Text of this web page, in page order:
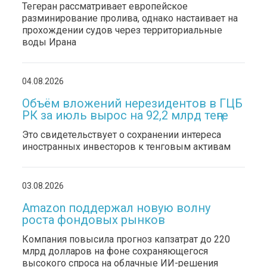
Тегеран рассматривает европейское
разминирование пролива, однако настаивает на
прохождении судов через территориальные
воды Ирана
04.08.2026
Объём вложений нерезидентов в ГЦБ
РК за июль вырос на 92,2 млрд теңге
Это свидетельствует о сохранении интереса
иностранных инвесторов к тенговым активам
03.08.2026
Amazon поддержал новую волну
роста фондовых рынков
Компания повысила прогноз капзатрат до 220
млрд долларов на фоне сохраняющегося
высокого спроса на облачные ИИ-решения